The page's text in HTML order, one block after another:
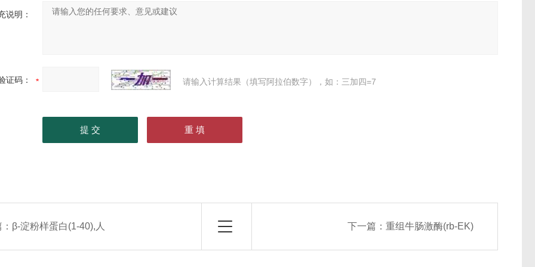
说明：
证码： 请输入计算结果（填写阿拉伯数字），如：三加四=7
β-淀粉样蛋白(1-40),人 下一篇： 重组牛肠激酶(rb-EK)